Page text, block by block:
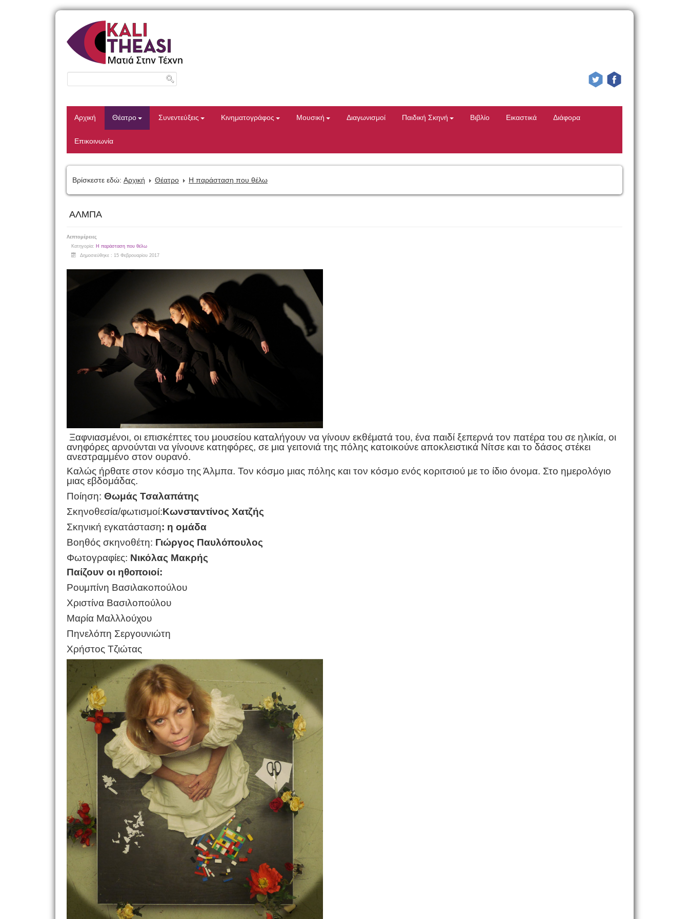
Αρχική Θέατρο Συνεντεύξεις Κινηματογράφος Μουσική Διαγωνισμοί Παιδική Σκηνή Βιβλίο Εικαστικά Διάφορα
Επικοινωνία
Βρίσκεστε εδώ: Αρχική Θέατρο Η παράσταση που θέλω
ΑΛΜΠΑ
Λεπτομέρειες
Κατηγορία: Η παράσταση που θέλω
Δημοσιεύθηκε : 15 Φεβρουαρίου 2017
Ξαφνιασμένοι, οι επισκέπτες του μουσείου καταλήγουν να γίνουν εκθέματά του, ένα παιδί ξεπερνά τον πατέρα του σε ηλικία, οι
ανηφόρες αρνούνται να γίνουνε κατηφόρες, σε μια γειτονιά της πόλης κατοικούνε αποκλειστικά Νίτσε και το δάσος στέκει
ανεστραμμένο στον ουρανό.
Καλώς ήρθατε στον κόσμο της Άλμπα. Τον κόσμο μιας πόλης και τον κόσμο ενός κοριτσιού με το ίδιο όνομα. Στο ημερολόγιο
μιας εβδομάδας.
Ποίηση: Θωμάς Τσαλαπάτης
Σκηνοθεσία/φωτισμοί:Κωνσταντίνος Χατζής
Σκηνική εγκατάσταση: η ομάδα
Βοηθός σκηνοθέτη: Γιώργος Παυλόπουλος
Φωτογραφίες: Νικόλας Μακρής
Παίζουν οι ηθοποιοί:
Ρουμπίνη Βασιλακοπούλου
Χριστίνα Βασιλοπούλου
Μαρία Μαλλλούχου
Πηνελόπη Σεργουνιώτη
Χρήστος Τζιώτας